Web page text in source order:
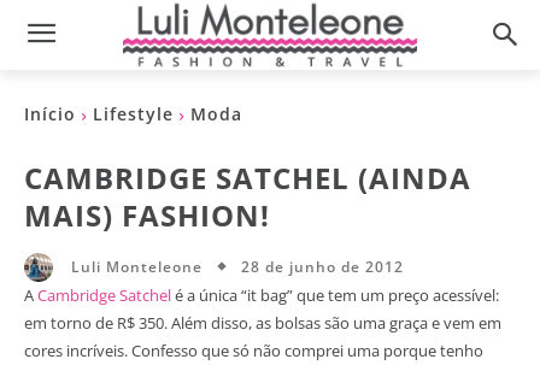
Início Lifestyle Moda
CAMBRIDGE SATCHEL (AINDA
MAIS) FASHION!
Luli Monteleone 28 de junho de 2012
ACambridge Satchelé a única “it bag” que tem um preço acessível:
em torno de R$ 350. Além disso, as bolsas são uma graça e vem em
cores incríveis. Confesso que só não comprei uma porque tenho